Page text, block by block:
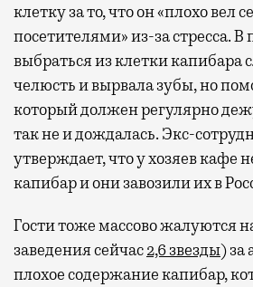
клетку за то, что он «плохо вел
посетителями» из-за стресса. В
выбраться из клетки капибара
челюсть и вырвала зубы, но
который должен регулярно
так не и дождалась. Экс-
утверждает, что у хозяев кафе
капибар и они завозили их в
Гости тоже массово жалуются
заведения сейчас2,6 звезды) за
плохое содержание капибар,